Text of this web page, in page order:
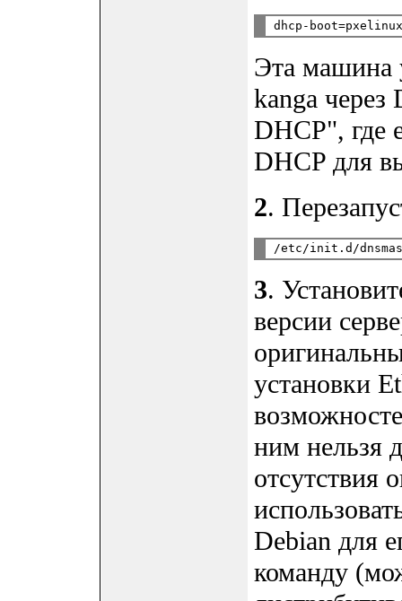
Эта машина
kanga
DHCP", где
DHCP для
2.
3.
версии
установки
ним нельзя
отсутствия
Debian для
команду